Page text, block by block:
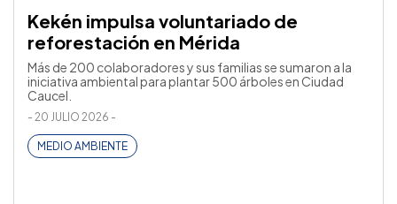
Kekén impulsa voluntariado de
reforestación en Mérida
Más de 200 colaboradores y sus familias se sumaron a la
iniciativa ambiental para plantar 500 árboles en Ciudad
Caucel.
- 20 JULIO 2026 -
MEDIO AMBIENTE